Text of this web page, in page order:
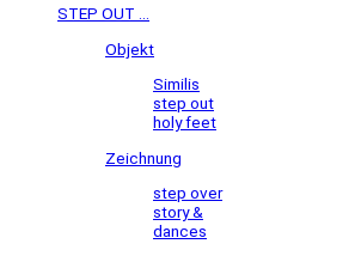
STEP OUT ...
Objekt
Similis
step out
holy feet
Zeichnung
step over
story &
dances